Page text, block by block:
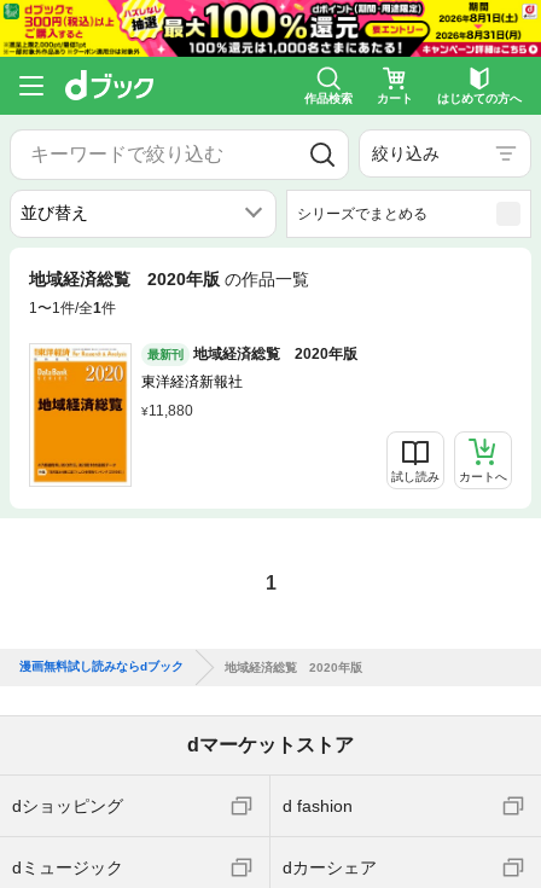
作品検索 カート はじめての方へ
絞り込み
シリーズでまとめる
地域経済総覧 2020年版 の作品一覧
1〜1件/全1件
最新刊
地域経済総覧 2020年版
東洋経済新報社
11,880
試し読み カートへ
1
漫画無料試し読みならdブック 地域経済総覧 2020年版
dマーケットストア
dショッピング d fashion
dミュージック dカーシェア